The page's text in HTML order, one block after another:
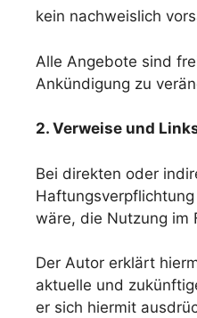
kein nachweislich
Alle Angebote sind
Ankündigung zu
2. Verweise und
Bei direkten oder
wäre, die Nutzung im
Der Autor erklärt
aktuelle und
er sich hiermit